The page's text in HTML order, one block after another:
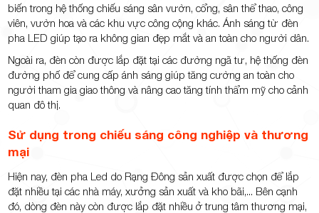
biến trong hệ thống chiếu sáng sân vườn, cổng, sân thể thao, công
viên, vườn hoa và các khu vực công cộng khác. Ánh sáng từ đèn
pha LED giúp tạo ra không gian đẹp mắt và an toàn cho người dân.
Ngoài ra, đèn còn được lắp đặt tại các đường ngã tư, hệ thống đèn
đường phố để cung cấp ánh sáng giúp tăng cường an toàn cho
người tham gia giao thông và nâng cao tăng tính thẩm mỹ cho cảnh
quan đô thị.
Sử dụng trong chiếu sáng công nghiệp và thương
mại
Hiện nay, đèn pha Led do Rạng Đông sản xuất được chọn để lắp
đặt nhiều tại các nhà máy, xưởng sản xuất và kho bãi,... Bên cạnh
đó, dòng đèn này còn được lắp đặt nhiều ở trung tâm thương mại,